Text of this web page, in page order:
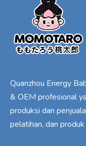
Quanzhou Energy
& OEM profesional
produksi dan
pelatihan, dan